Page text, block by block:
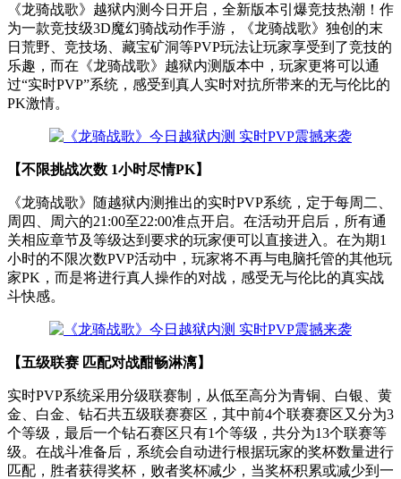
《龙骑战歌》越狱内测今日开启，全新版本引爆竞技热潮！作
为一款竞技级3D魔幻骑战动作手游，《龙骑战歌》独创的末
日荒野、竞技场、藏宝矿洞等PVP玩法让玩家享受到了竞技的
乐趣，而在《龙骑战歌》越狱内测版本中，玩家更将可以通
过“实时PVP”系统，感受到真人实时对抗所带来的无与伦比的
PK激情。
【不限挑战次数 1小时尽情PK】
《龙骑战歌》随越狱内测推出的实时PVP系统，定于每周二、
周四、周六的21:00至22:00准点开启。在活动开启后，所有通
关相应章节及等级达到要求的玩家便可以直接进入。在为期1
小时的不限次数PVP活动中，玩家将不再与电脑托管的其他玩
家PK，而是将进行真人操作的对战，感受无与伦比的真实战
斗快感。
【五级联赛 匹配对战酣畅淋漓】
实时PVP系统采用分级联赛制，从低至高分为青铜、白银、黄
金、白金、钻石共五级联赛赛区，其中前4个联赛赛区又分为3
个等级，最后一个钻石赛区只有1个等级，共分为13个联赛等
级。在战斗准备后，系统会自动进行根据玩家的奖杯数量进行
匹配，胜者获得奖杯，败者奖杯减少，当奖杯积累或减少到一